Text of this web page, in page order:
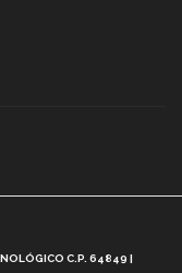
C.P. 64849 |